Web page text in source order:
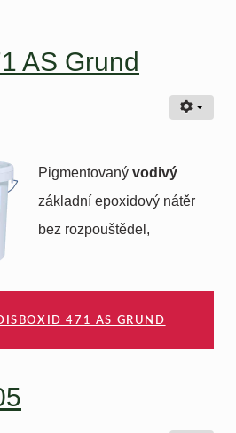
AS Grund
Pigmentovaný vodivý
základní epoxidový nátěr
bez rozpouštědel,
471 AS GRUND